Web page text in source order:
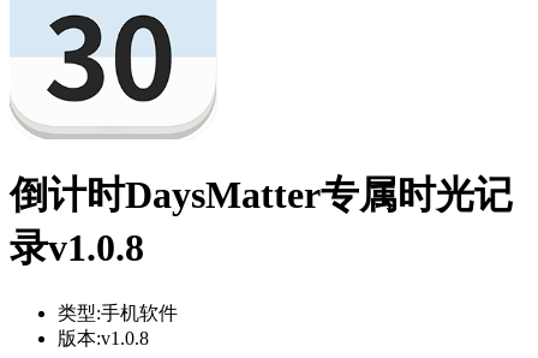
倒计时DaysMatter专属时光记
录v1.0.8
类型:手机软件
版本:v1.0.8